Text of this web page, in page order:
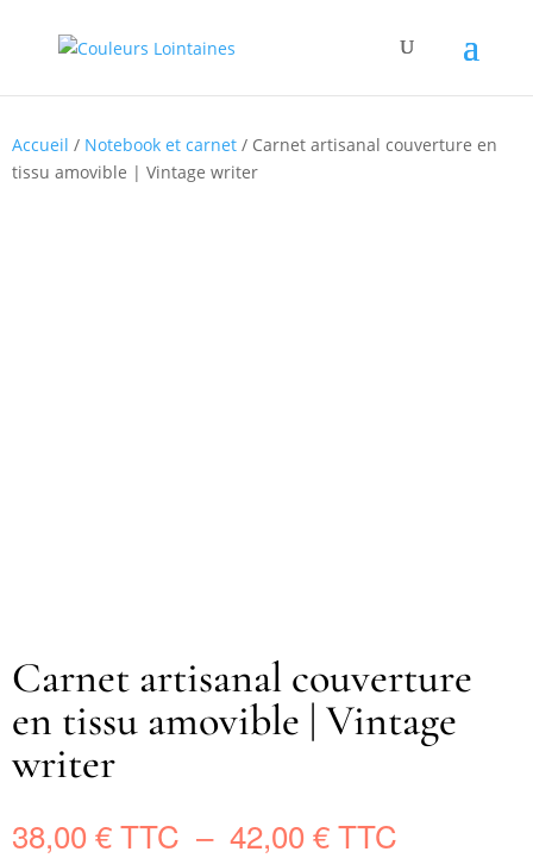
Accueil / Notebook et carnet / Carnet artisanal couverture en
tissu amovible | Vintage writer
Carnet artisanal couverture
en tissu amovible | Vintage
writer
38,00€ – 42,00€